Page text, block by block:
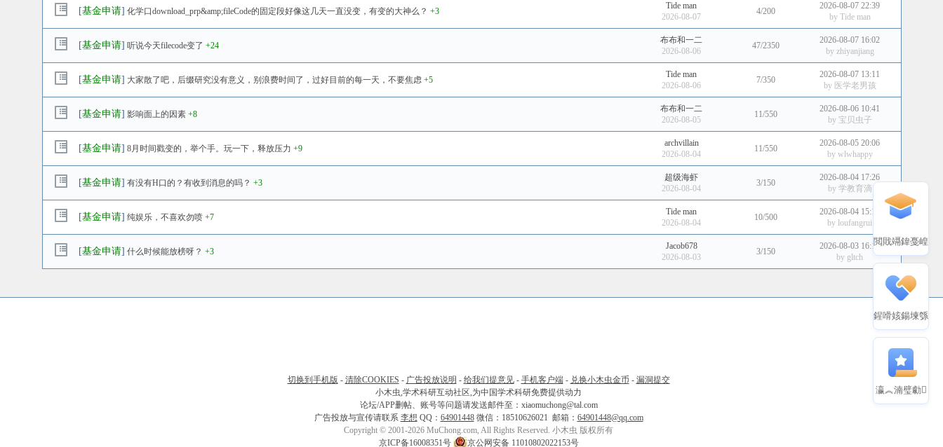
[基金申请] 化学口download_prp&amp;fileCode的固定段好像这几天一直没变，有变的大神么？ +3
Tide man
2026-08-07
4/200
2026-08-07 22:39
by Tide man
[基金申请] 听说今天filecode变了 +24
布布和一二
2026-08-06
47/2350
2026-08-07 16:02
by zhiyanjiang
[基金申请] 大家散了吧，后缀研究没有意义，别浪费时间了，过好目前的每一天，不要焦虑 +5
Tide man
2026-08-06
7/350
2026-08-07 13:11
by 医学老男孩
[基金申请] 影响面上的因素 +8
布布和一二
2026-08-05
11/550
2026-08-06 10:41
by 宝贝虫子
[基金申请] 8月时间戳变的，举个手。玩一下，释放压力 +9
archvillain
2026-08-04
11/550
2026-08-05 20:06
by wlwhappy
[基金申请] 有没有H口的？有收到消息的吗？ +3
超级海虾
2026-08-04
3/150
2026-08-04 17:26
by 学教育滴
[基金申请] 纯娱乐，不喜欢勿喷 +7
Tide man
2026-08-04
10/500
2026-08-04 15:10
by loufangrui
[基金申请] 什么时候能放榜呀？ +3
Jacob678
2026-08-03
3/150
2026-08-03 16:14
by gltch
切换到手机版 - 清除COOKIES - 广告投放说明 - 给我们提意见- 手机客户端- 兑换小木虫金币 - 漏洞提交
小木虫,学术科研互动社区,为中国学术科研免费提供动力
论坛/APP删帖、账号等问题请发送邮件至：xiaomuchong@tal.com
广告投放与宣传请联系 李想 QQ： 64901448微信：18510626021 邮箱： 64901448@qq.com
Copyright © 2001-2026 MuChong.com, All Rights Reserved. 小木虫 版权所有
京ICP备16008351号
京公网安备 11010802022153号
閲戝竵鍏戞崲
鍟嗗姟鍚堜綔
瀛︽湳璧勮